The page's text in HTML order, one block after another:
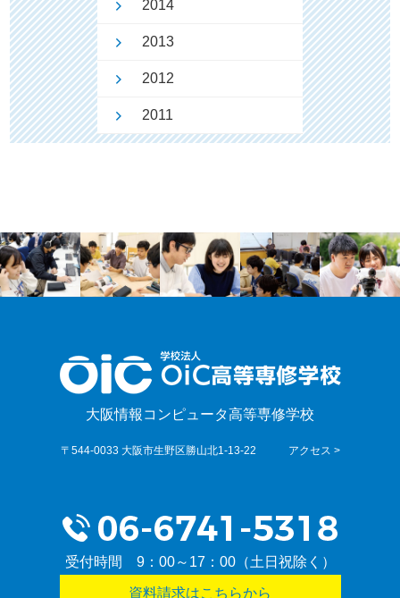
2014
2013
2012
2011
大阪情報コンピュータ高等専修学校
〒544-0033 大阪市生野区勝山北1-13-22 アクセス >
受付時間 9：00～17：00（土日祝除く）
資料請求はこちらから